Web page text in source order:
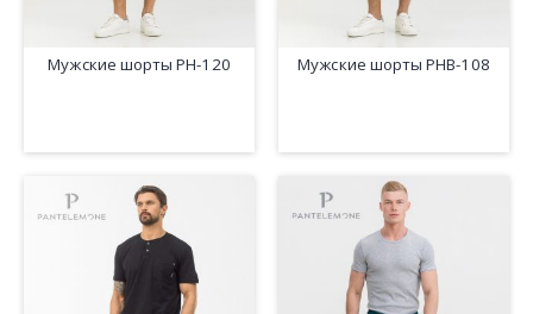
Мужские шорты PH-120 Мужские шорты PHB-108